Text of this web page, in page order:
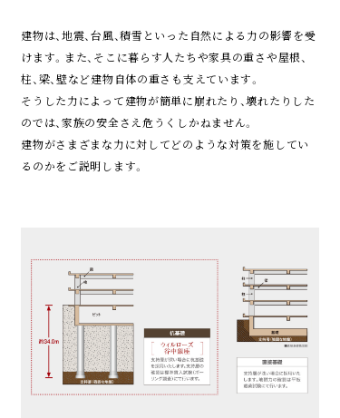
建物は、地震、台風、積雪といった自然による力の影響を受
けます。 また、そこに暮らす人たちや家具の重さや屋根、
柱、梁、壁など建物自体の重さも支えています。
そうした力によって建物が簡単に崩れたり、壊れたりした
のでは、家族の安全さえ危うくしかねません。
建物がさまざまな力に対してどのような対策を施してい
るのかをご説明します。
家財道具や家族の命さえ奪いかねない恐ろしい火災、この
火災が発生したときに速やかに知らせ、逃げられる住まい
であることが大切で、又同時に近隣での火災にも影響を受
けにくく、被害を少なくする様に命と財産を守ることを目
標とした性能を説明するために設定されたのが「火災時の
安全」です。
安心した充実の毎日を・・・。そのためにはまず、防犯性能
について強化されていなければなりません。
ここでは日々のセキュリティ管理と万が一に対応する高
いレベルの対策の両面から快適な暮らしをサポートしま
す。
開口部からの侵入防止対策について説明します。
防犯性を向上させるため、「トリプルガード」防犯システ
ムを採用しています。エントランス扉には非接触キーに
よるオートロックシステムを、エントランス階のエレベ
ーター扉も非接触型キーによりロック制御。また、防犯
カメラも設置して不審者の侵入をより困難なものにし
ています。